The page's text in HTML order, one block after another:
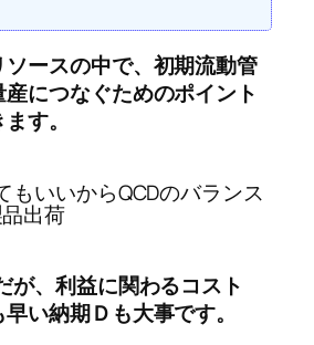
ースの中で、初期流動管
につなぐためのポイント
す。
もいいからQCDのバランス
出荷
が、利益に関わるコスト
い納期Ｄも大事です。